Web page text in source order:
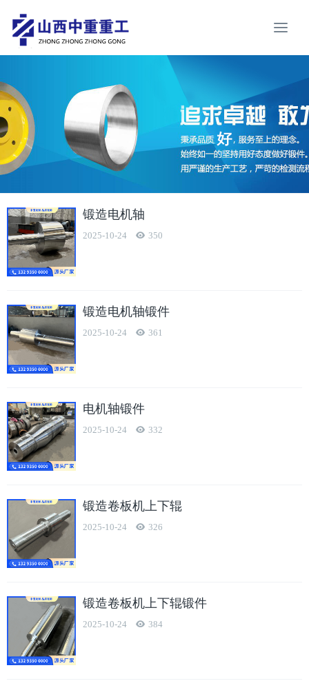
锻造电机轴
2025-10-24 350
锻造电机轴锻件
2025-10-24 361
电机轴锻件
2025-10-24 332
锻造卷板机上下辊
2025-10-24 326
锻造卷板机上下辊锻件
2025-10-24 384